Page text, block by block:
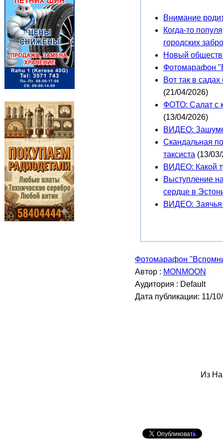
Внимание
Когда-то
городских
Новый
Фотомарафон
Вот так в
(21/04/2026)
ФОТО: Салат с
(13/04/2026)
ВИДЕО:
Скандальная
таксиста (13/
ВИДЕО: Какой
Выступление
сердце в
ВИДЕО: Заячья
Фотомарафон
Автор : MONMOON
Аудитория : Default
Дата публикации: 11/
Из
0